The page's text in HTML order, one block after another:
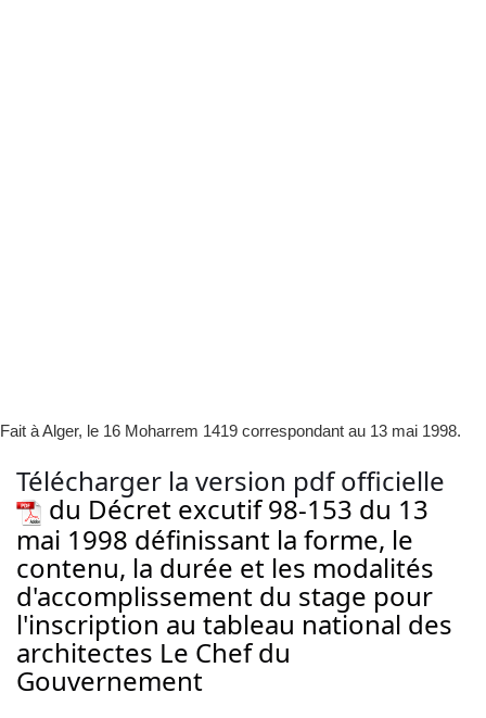
Fait à Alger, le 16 Moharrem 1419 correspondant au 13 mai 1998.
Télécharger la version pdf officielle
du Décret excutif 98-153 du 13
mai 1998 définissant la forme, le
contenu, la durée et les modalités
d'accomplissement du stage pour
l'inscription au tableau national des
architectes Le Chef du
Gouvernement